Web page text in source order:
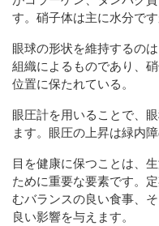
す。硝子体は主に水分で
眼球の形状を維持するの
組織によるものであり、
位置に保たれている。
眼圧計を用いることで、
ます。眼圧の上昇は緑内
目を健康に保つことは、
ために重要な要素です。
むバランスの良い食事、
良い影響を与えます。